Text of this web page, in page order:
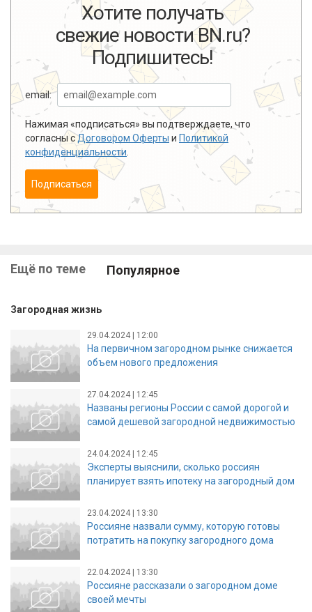
Хотите получать
свежие новости BN.ru?
Подпишитесь!
email:
Нажимая «подписаться» вы подтверждаете, что
согласны сДоговором Оферты и Политикой
конфиденциальности
Подписаться
Ещё по теме Популярное
Загородная жизнь
29.04.2024 | 12:00
На первичном загородном рынке снижается
объем нового предложения
27.04.2024 | 12:45
Названы регионы России с самой дорогой и
самой дешевой загородной недвижимостью
24.04.2024 | 12:45
Эксперты выяснили, сколько россиян
планирует взять ипотеку на загородный дом
23.04.2024 | 13:30
Россияне назвали сумму, которую готовы
потратить на покупку загородного дома
22.04.2024 | 13:30
Россияне рассказали о загородном доме
своей мечты